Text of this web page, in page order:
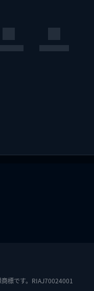
標です。RIAJ70024001